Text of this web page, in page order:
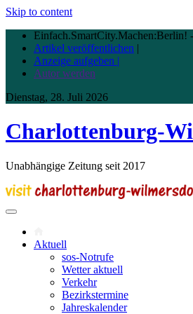
Skip to content
Einfach.SmartCity.Machen:Berlin! -
Artikel veröffentlichen |
Anzeige aufgeben |
Autor werden
Dienstag, 28. Juli 2026
Charlottenburg-
Unabhängige Zeitung seit 2017
Aktuell
sos-Notrufe
Wetter aktuell
Verkehr
Bezirkstermine
Jahreskalender